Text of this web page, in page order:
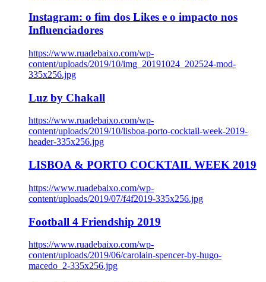
Instagram: o fim dos Likes e o impacto nos
Influenciadores
https://www.ruadebaixo.com/wp-
content/uploads/2019/10/img_20191024_202524-mod-
335x256.jpg
Luz by Chakall
https://www.ruadebaixo.com/wp-
content/uploads/2019/10/lisboa-porto-cocktail-week-2019-
header-335x256.jpg
LISBOA & PORTO COCKTAIL WEEK 2019
https://www.ruadebaixo.com/wp-
content/uploads/2019/07/f4f2019-335x256.jpg
Football 4 Friendship 2019
https://www.ruadebaixo.com/wp-
content/uploads/2019/06/carolain-spencer-by-hugo-
macedo_2-335x256.jpg